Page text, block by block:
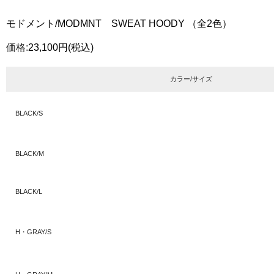
モドメント/MODMNT SWEAT HOODY （全2色）
価格:23,100円 (税込)
カラー/サイズ
BLACK/S
BLACK/M
BLACK/L
H・GRAY/S